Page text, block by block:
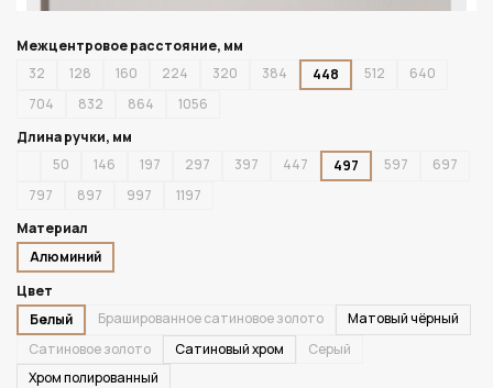
Межцентровое расстояние, мм
32
128 160 224 320 384 448 512
640
704
832 864
1056
Длина ручки, мм
50
146 197 297 397 447 497 597
697
797
897 997
1197
Материал
Алюминий
Цвет
Белый
Брашированное сатиновое золото
Матовый чёрный
Сатиновое золото
Сатиновый хром
Серый
Хром полированный